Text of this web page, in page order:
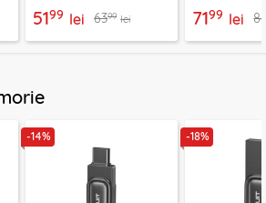
5199 lei 6399 lei 7199 lei
-14% -18%